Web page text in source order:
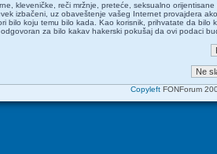
kleveničke, reči mržnje, preteće, seksualno
izbačeni, uz obaveštenje vašeg Internet provajdera
bilo koju temu bilo kada. Kao korisnik, prihvatate da
za bilo kakav hakerski pokušaj da ovi podaci
CopyleftFONForum